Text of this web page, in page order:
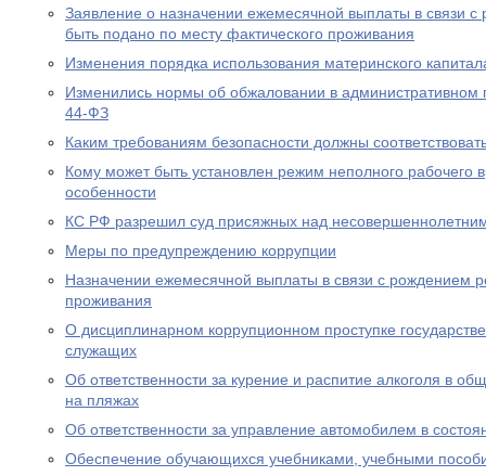
Заявление о назначении ежемесячной выплаты в связи
быть подано по месту фактического проживания
Изменения порядка использования материнского
Изменились нормы об обжаловании в
44-ФЗ
Каким требованиям безопасности должны
Кому может быть установлен режим неполного рабочего
особенности
КС РФ разрешил суд присяжных над
Меры по предупреждению коррупции
Назначении ежемесячной выплаты в связи с рождением
проживания
О дисциплинарном коррупционном проступке
служащих
Об ответственности за курение и распитие алкоголя в
на пляжах
Об ответственности за управление автомобилем в
Обеспечение обучающихся учебниками, учебными